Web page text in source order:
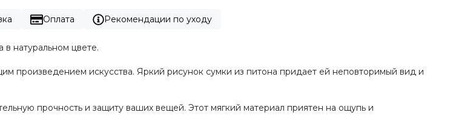
Оплата Рекомендации по уходу
натуральном цвете.
произведением искусства. Яркий рисунок сумки из питона придает ей неповторимый вид и
прочность и защиту ваших вещей. Этот мягкий материал приятен на ощупь и